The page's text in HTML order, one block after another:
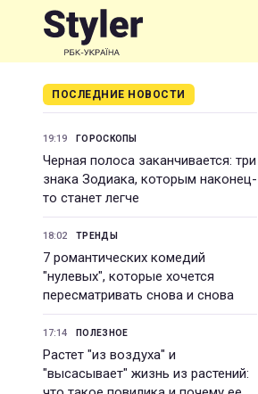
ПОСЛЕДНИЕ НОВОСТИ
19:19 ГОРОСКОПЫ
Черная полоса заканчивается: три
знака Зодиака, которым наконец-
то станет легче
18:02 ТРЕНДЫ
7 романтических комедий
"нулевых", которые хочется
пересматривать снова и снова
17:14 ПОЛЕЗНОЕ
Растет "из воздуха" и
"высасывает" жизнь из растений: